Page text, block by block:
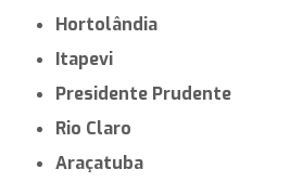
Hortolândia
Itapevi
Presidente Prudente
Rio Claro
Araçatuba